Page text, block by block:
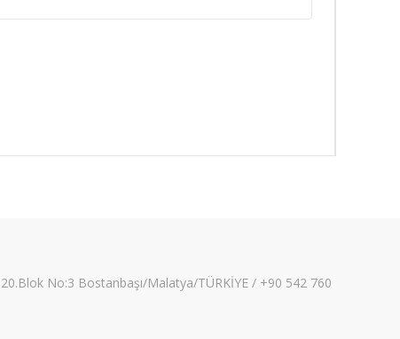
No:3 Bostanbaşı/Malatya/TÜRKİYE / +90 542 760